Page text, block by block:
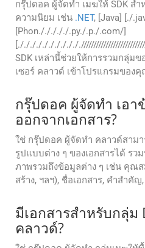
กรุ๊ปดอค ผู้จัดทํา เมฆให้ SDK สํ
ความนิยม เช่น .NET, [Java] [./
[Phon./././././.py./.p./.com/]
[././././././././././
SDK เหล่านี้ช่วยให้การรวมกลุ่ม
เซอร์ คลาวด์ เข้าโปรแกรมของ
กรุ๊ปดอค ผู้จัดทํา เอ
ออกจากเอกสาร?
ใช่ กรุ๊ปดอค ผู้จัดทํา คลาวด์สาม
รูปแบบต่าง ๆ ของเอกสารได้ รว
ภาพรวมถึงข้อมูลต่าง ๆ เช่น คุณ
สร้าง, ฯลฯ), ชื่อเอกสาร, คําสําคัญ
มีเอกสารสําหรับกลุ่ม
คลาวด์?